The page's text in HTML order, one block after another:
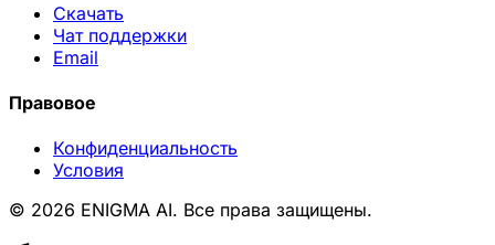
Скачать
Чат поддержки
Email
Правовое
Конфиденциальность
Условия
© 2026 ENIGMA AI. Все права защищены.